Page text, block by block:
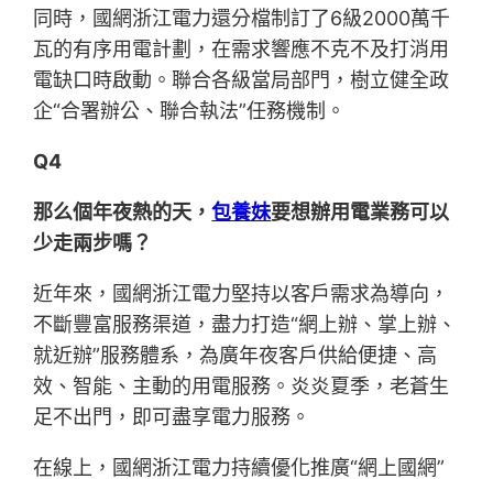
同時，國網浙江電力還分檔制訂了6級2000萬千
瓦的有序用電計劃，在需求響應不克不及打消用
電缺口時啟動。聯合各級當局部門，樹立健全政
企“合署辦公、聯合執法”任務機制。
Q4
那么個年夜熱的天，包養妹要想辦用電業務可以
少走兩步嗎？
近年來，國網浙江電力堅持以客戶需求為導向，
不斷豐富服務渠道，盡力打造“網上辦、掌上辦、
就近辦”服務體系，為廣年夜客戶供給便捷、高
效、智能、主動的用電服務。炎炎夏季，老蒼生
足不出門，即可盡享電力服務。
在線上，國網浙江電力持續優化推廣“網上國網”